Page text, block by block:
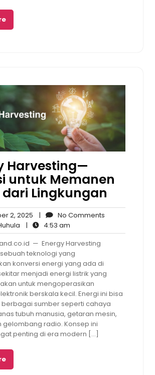
Harvesting—
untuk Memanen
dari Lingkungan
2, 2025 November
2,
2025
| No Comments
Putri
Huhula
| 4:53 am
am
— Energy Harvesting
teknologi yang
konversi energi yang ada di
menjadi energi listrik yang
untuk mengoperasikan
berskala kecil. Energi ini bisa
sumber seperti cahaya
tubuh manusia, getaran mesin,
gelombang radio. Konsep ini
penting di era modern […]